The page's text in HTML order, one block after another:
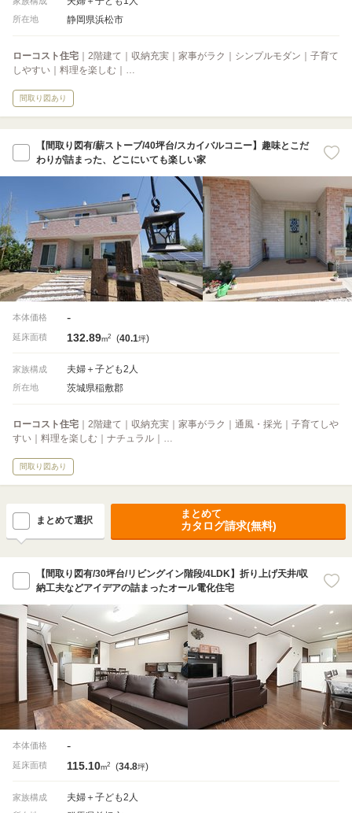
所在地 静岡県浜松市
ローコスト住宅 ｜2階建て｜収納充実｜家事がラク｜シンプルモダン｜子育て
しやすい｜料理を楽しむ｜…
間取り図あり
【間取り図有/薪ストーブ/40坪台/スカイバルコニー】趣味とこだ
わりが詰まった、どこにいても楽しい家
本体価格 -
延床面積 132.89m2 (40.1坪)
家族構成 夫婦＋子ども2人
所在地 茨城県稲敷郡
ローコスト住宅 ｜2階建て｜収納充実｜家事がラク｜通風・採光｜子育てしや
すい｜料理を楽しむ｜ナチュラル｜…
間取り図あり
まとめて選択
まとめて
カタログ請求(無料)
【間取り図有/30坪台/リビングイン階段/4LDK】折り上げ天井/収
納工夫などアイデアの詰まったオール電化住宅
本体価格 -
延床面積 115.10m2 (34.8坪)
家族構成 夫婦＋子ども2人